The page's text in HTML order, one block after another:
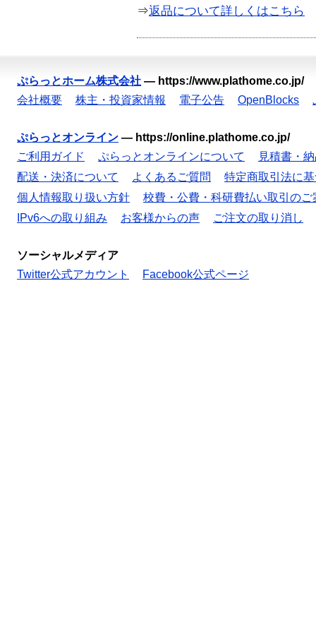
⇒返品について詳しくはこちら
ぷらっとホーム株式会社 — https://www.plathome.co.jp/
会社概要
株主・投資家情報 電子公告 OpenBlocks
ぷらっとオンライン — https://online.plathome.co.jp/
ご利用ガイド
ぷらっとオンラインについて
見積書・
配送・決済について
よくあるご質問
特定商取引法に
個人情報取り扱い方針
校費・公費・科研費払い取引のご
IPv6への取り組み
お客様からの声 ご注文の取り消し
ソーシャルメディア
Twitter公式アカウント
Facebook公式ページ